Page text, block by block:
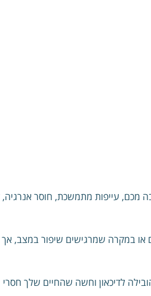
עייפות מתמשכת, חוסר אנרגיה,
או במקרה שמרגישים שיפור במצב,
לדיכאון וחשה שהחיים שלך